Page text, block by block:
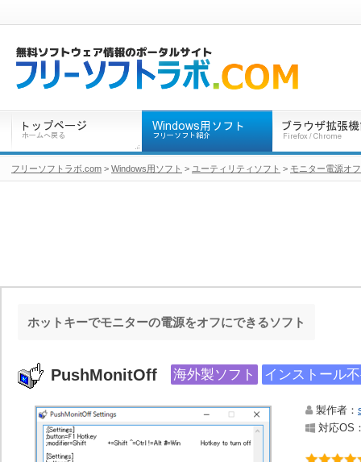
ホットキーでモニターの電源をオフにできるソフト
PushMonitOff 海外製ソフト インストール
製作者：
対応OS
フリーソフトラボ.com > Windows用ソフト > ユーティリティソフト > モニター電源オ